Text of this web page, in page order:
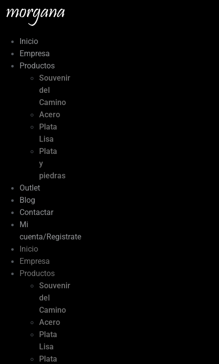
contenido
Inicio
Empresa
Productos
Souvenir
del
Camino
Acero
Plata
Lisa
Plata
y
piedras
Outlet
Blog
Contactar
Mi
cuenta/Registrate
Inicio
Empresa
Productos
Souvenir
del
Camino
Acero
Plata
Lisa
Plata